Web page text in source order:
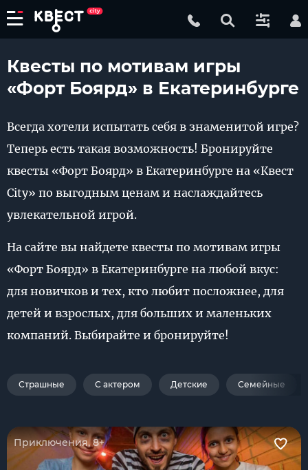
Квесты по мотивам игры
«Форт Боярд» в Екатеринбурге
Всегда хотели испытать себя в знаменитой игре?
Теперь есть такая возможность! Бронируйте
квесты «Форт Боярд» в Екатеринбурге на «Квест
City» по выгодным ценам и наслаждайтесь
увлекательной игрой.
На сайте вы найдете квесты по мотивам игры
«Форт Боярд» в Екатеринбурге на любой вкус:
для новичков и тех, кто любит посложнее, для
детей и взрослых, для больших и маленьких
компаний. Выбирайте и бронируйте!
Страшные С актером Детские Семейные
Приключения, 8+